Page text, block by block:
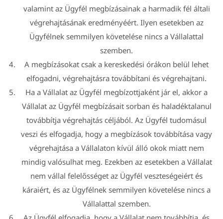
valamint az Ügyfél megbízásainak a harmadik fél általi
végrehajtásának eredményéért. Ilyen esetekben az
Ügyfélnek semmilyen követelése nincs a Vállalattal
szemben.
A megbízásokat csak a kereskedési órákon belül lehet
elfogadni, végrehajtásra továbbítani és végrehajtani.
Ha a Vállalat az Ügyfél megbízottjaként jár el, akkor a
Vállalat az Ügyfél megbízásait sorban és haladéktalanul
továbbítja végrehajtás céljából. Az Ügyfél tudomásul
veszi és elfogadja, hogy a megbízások továbbítása vagy
végrehajtása a Vállalaton kívül álló okok miatt nem
mindig valósulhat meg. Ezekben az esetekben a Vállalat
nem vállal felelősséget az Ügyfél veszteségeiért és
káraiért, és az Ügyfélnek semmilyen követelése nincs a
Vállalattal szemben.